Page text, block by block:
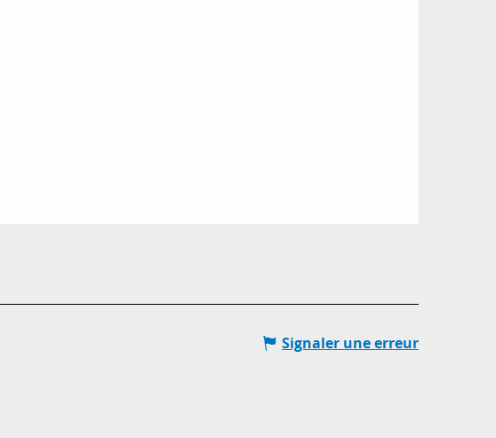
Signaler une erreur